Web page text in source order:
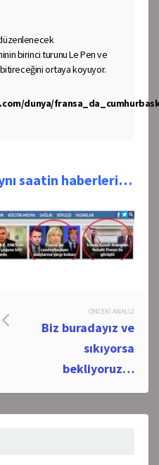
birinci turunu Le Pen ve
bitireceğini ortaya koyuyor.
dunya/
saatin haberleri…
ÖNCEKI ANALIZ
Biz buradayız ve
sıkıyorsa
bekliyoruz…